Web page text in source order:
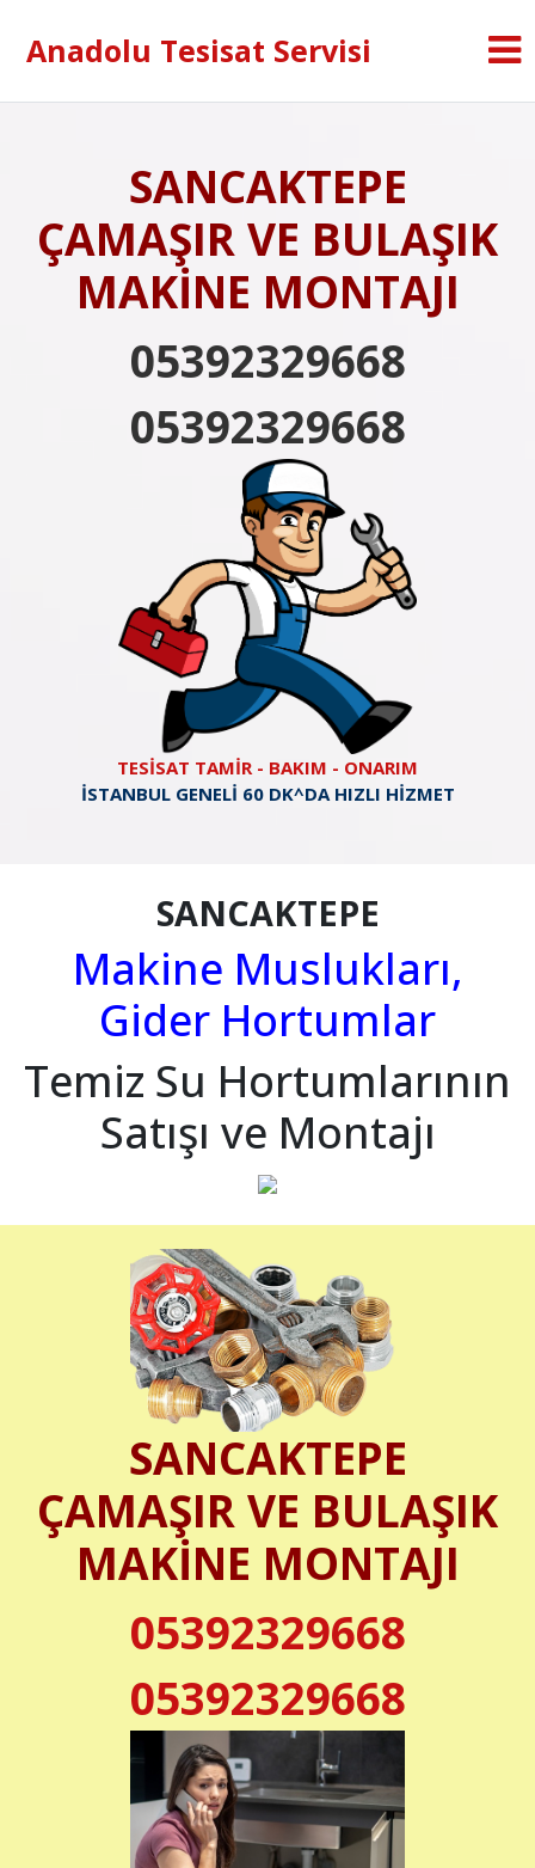
Anadolu Tesisat Servisi
SANCAKTEPE
ÇAMAŞIR VE BULAŞIK
MAKİNE MONTAJI
05392329668
05392329668
TESİSAT TAMİR - BAKIM - ONARIM
İSTANBUL GENELİ 60 DK^DA HIZLI HİZMET
SANCAKTEPE
Makine Muslukları,
Gider Hortumlar
Temiz Su Hortumlarının
Satışı ve Montajı
SANCAKTEPE
ÇAMAŞIR VE BULAŞIK
MAKİNE MONTAJI
05392329668
05392329668